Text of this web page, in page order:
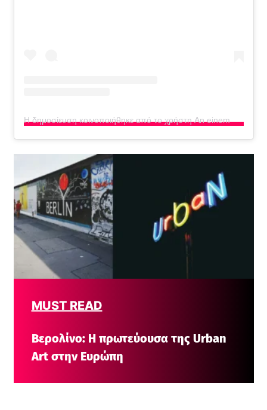
Η δημοσίευση κοινοποιήθηκε από το χρήστη An einem Sonntag im August (@an.einem.sonntag.im.august)
MUST READ
Βερολίνο: Η πρωτεύουσα της Urban
Art στην Ευρώπη